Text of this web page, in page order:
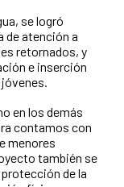
se logró
de atención a
retornados, y
e inserción
jóvenes.
en los demás
contamos con
menores
también se
de la